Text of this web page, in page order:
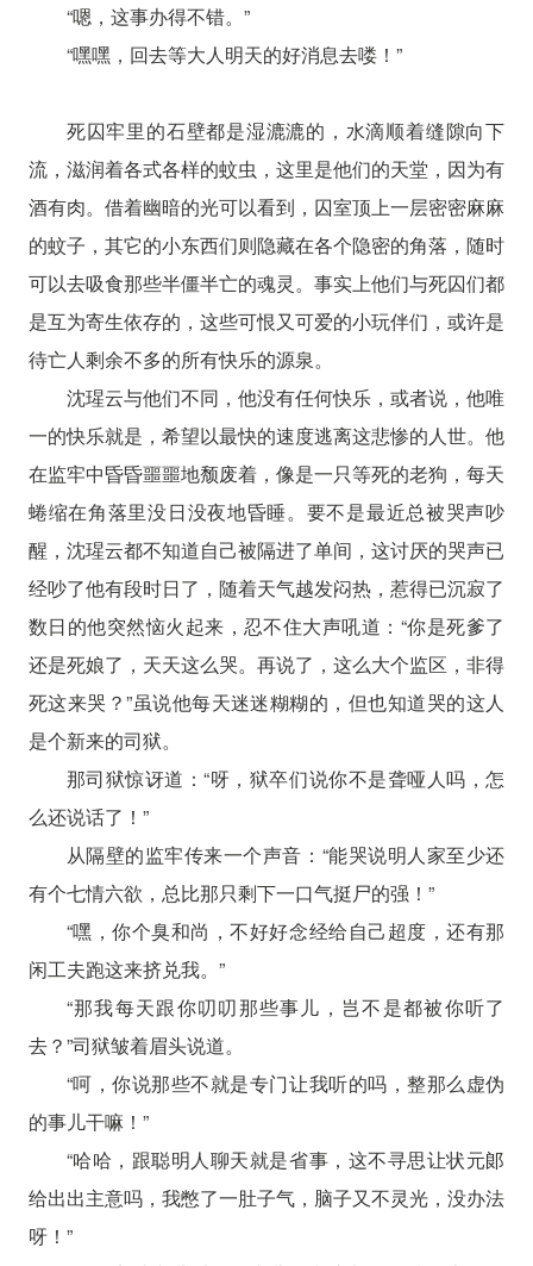
“嗯，这事办得不错。”
“嘿嘿，回去等大人明天的好消息去喽！”
死囚牢里的石壁都是湿漉漉的，水滴顺着缝隙向下
流，滋润着各式各样的蚊虫，这里是他们的天堂，因为有
酒有肉。借着幽暗的光可以看到，囚室顶上一层密密麻麻
的蚊子，其它的小东西们则隐藏在各个隐密的角落，随时
可以去吸食那些半僵半亡的魂灵。事实上他们与死囚们都
是互为寄生依存的，这些可恨又可爱的小玩伴们，或许是
待亡人剩余不多的所有快乐的源泉。
沈瑆云与他们不同，他没有任何快乐，或者说，他唯
一的快乐就是，希望以最快的速度逃离这悲惨的人世。他
在监牢中昏昏噩噩地颓废着，像是一只等死的老狗，每天
蜷缩在角落里没日没夜地昏睡。要不是最近总被哭声吵
醒，沈瑆云都不知道自己被隔进了单间，这讨厌的哭声已
经吵了他有段时日了，随着天气越发闷热，惹得已沉寂了
数日的他突然恼火起来，忍不住大声吼道：“你是死爹了
还是死娘了，天天这么哭。再说了，这么大个监区，非得
死这来哭？”虽说他每天迷迷糊糊的，但也知道哭的这人
是个新来的司狱。
那司狱惊讶道：“呀，狱卒们说你不是聋哑人吗，怎
么还说话了！”
从隔壁的监牢传来一个声音：“能哭说明人家至少还
有个七情六欲，总比那只剩下一口气挺尸的强！”
“嘿，你个臭和尚，不好好念经给自己超度，还有那
闲工夫跑这来挤兑我。”
“那我每天跟你叨叨那些事儿，岂不是都被你听了
去？”司狱皱着眉头说道。
“呵，你说那些不就是专门让我听的吗，整那么虚伪
的事儿干嘛！”
“哈哈，跟聪明人聊天就是省事，这不寻思让状元郞
给出出主意吗，我憋了一肚子气，脑子又不灵光，没办法
呀！”